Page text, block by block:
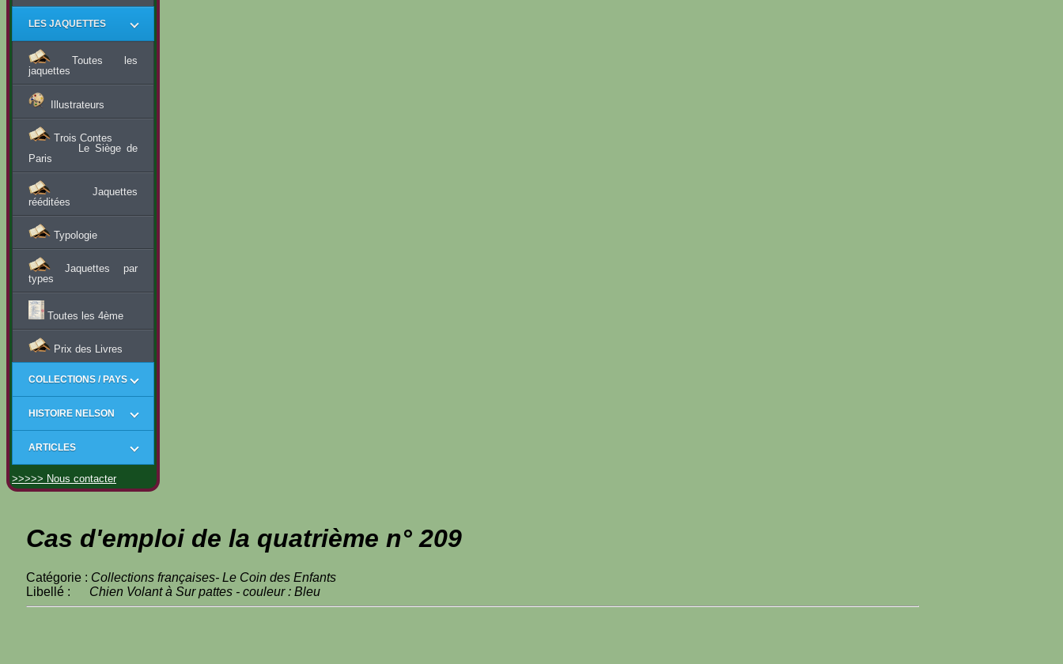
LES JAQUETTES
Toutes les
jaquettes
Illustrateurs
Trois Contes
Le Siège de
Paris
Jaquettes
rééditées
Typologie
Jaquettes par
types
Toutes les 4ème
Prix des Livres
COLLECTIONS / PAYS
HISTOIRE NELSON
ARTICLES
>>>>> Nous contacter
Cas d'emploi de la quatrième n° 209
Catégorie : Collections françaises- Le Coin des Enfants
Libellé : Chien Volant à Sur pattes - couleur : Bleu